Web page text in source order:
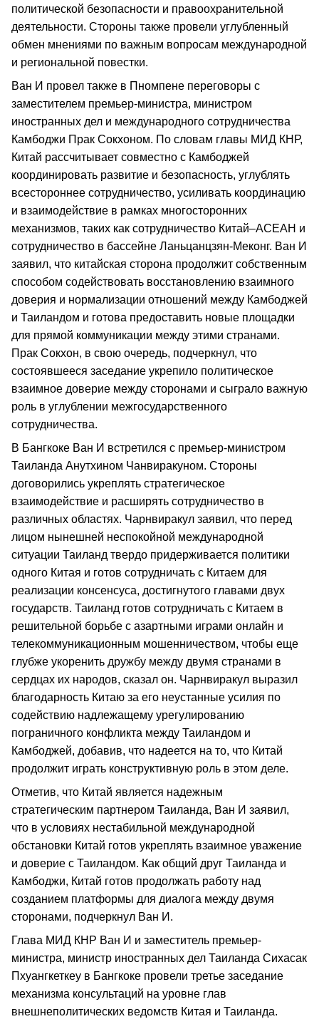
политической безопасности и правоохранительной
деятельности. Стороны также провели углубленный
обмен мнениями по важным вопросам международной
и региональной повестки.
Ван И провел также в Пномпене переговоры с
заместителем премьер-министра, министром
иностранных дел и международного сотрудничества
Камбоджи Прак Сокхоном. По словам главы МИД КНР,
Китай рассчитывает совместно с Камбоджей
координировать развитие и безопасность, углублять
всестороннее сотрудничество, усиливать координацию
и взаимодействие в рамках многосторонних
механизмов, таких как сотрудничество Китай–АСЕАН и
сотрудничество в бассейне Ланьцанцзян-Меконг. Ван И
заявил, что китайская сторона продолжит собственным
способом содействовать восстановлению взаимного
доверия и нормализации отношений между Камбоджей
и Таиландом и готова предоставить новые площадки
для прямой коммуникации между этими странами.
Прак Сокхон, в свою очередь, подчеркнул, что
состоявшееся заседание укрепило политическое
взаимное доверие между сторонами и сыграло важную
роль в углублении межгосударственного
сотрудничества.
В Бангкоке Ван И встретился с премьер-министром
Таиланда Анутхином Чанвиракуном. Стороны
договорились укреплять стратегическое
взаимодействие и расширять сотрудничество в
различных областях. Чарнвиракул заявил, что перед
лицом нынешней неспокойной международной
ситуации Таиланд твердо придерживается политики
одного Китая и готов сотрудничать с Китаем для
реализации консенсуса, достигнутого главами двух
государств. Таиланд готов сотрудничать с Китаем в
решительной борьбе с азартными играми онлайн и
телекоммуникационным мошенничеством, чтобы еще
глубже укоренить дружбу между двумя странами в
сердцах их народов, сказал он. Чарнвиракул выразил
благодарность Китаю за его неустанные усилия по
содействию надлежащему урегулированию
пограничного конфликта между Таиландом и
Камбоджей, добавив, что надеется на то, что Китай
продолжит играть конструктивную роль в этом деле.
Отметив, что Китай является надежным
стратегическим партнером Таиланда, Ван И заявил,
что в условиях нестабильной международной
обстановки Китай готов укреплять взаимное уважение
и доверие с Таиландом. Как общий друг Таиланда и
Камбоджи, Китай готов продолжать работу над
созданием платформы для диалога между двумя
сторонами, подчеркнул Ван И.
Глава МИД КНР Ван И и заместитель премьер-
министра, министр иностранных дел Таиланда Сихасак
Пхуангкеткеу в Бангкоке провели третье заседание
механизма консультаций на уровне глав
внешнеполитических ведомств Китая и Таиланда.